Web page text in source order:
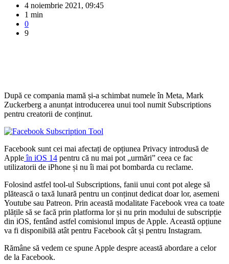
4 noiembrie 2021, 09:45
1 min
0
9
După ce compania mamă și-a schimbat numele în Meta, Mark
Zuckerberg a anunțat introducerea unui tool numit Subscriptions
pentru creatorii de conținut.
Facebook sunt cei mai afectați de opțiunea Privacy introdusă de
Appleîn iOS 14 pentru că nu mai pot „urmări” ceea ce fac
utilizatorii de iPhone și nu îi mai pot bombarda cu reclame.
Folosind astfel tool-ul Subscriptions, fanii unui cont pot alege să
plătească o taxă lunară pentru un conținut dedicat doar lor, asemeni
Youtube sau Patreon. Prin această modalitate Facebook vrea ca toate
plățile să se facă prin platforma lor și nu prin modului de subscripție
din iOS, fentând astfel comisionul impus de Apple. Această opțiune
va fi disponibilă atât pentru Facebook cât și pentru Instagram.
Rămâne să vedem ce spune Apple despre această abordare a celor
de la Facebook.